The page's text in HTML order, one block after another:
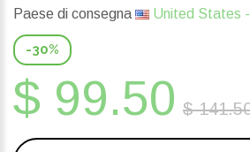
Paese di consegna United States
-30%
$ 99.50 $